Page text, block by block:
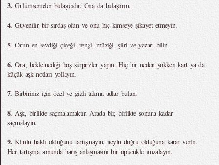
3. Gülümsemeler bulaşıcıdır. Ona da bulaştırın.
4. Güvenilir bir sırdaş olun ve onu hiç kimseye şikayet etmeyin.
5. Onun en sevdiği çiçeği, rengi, müziği, şiiri ve yazarı bilin.
6. Ona, beklemediği hoş sürprizler yapın. Hiç bir neden yokken kart ya da
küçük aşk notları yollayın.
7. Birbiriniz için özel ve gizli takma adlar bulun.
8. Aşk, birlikte saçmalamaktır. Arada bir, birlikte sonuna kadar
saçmalayın.
9. Kimin haklı olduğunu tartışmayın, neyin doğru olduğuna karar verin.
Her tartışma sonunda barış anlaşmasını bir öpücükle imzalayın.